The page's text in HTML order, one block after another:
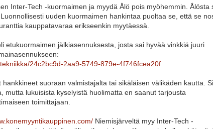
Inter-Tech -kuormaimen ja myydä Ålö pois myöhemmin. Ålösta
uuden kuormaimen hankintaa puoltaa se, että se
kauppatavaraa erikseenkin myytäessä.
etukuormaimen jälkiasennuksesta, josta sai hyvää vinkkiä juuri
24c2bc9d-2aa9-5749-879e-4f746fcea20f
suoraan valmistajalta tai sikäläisen välikäden kautta.
mutta lukuisista kyselyistä huolimatta en saanut tarjousta
toimittajaan.
Niemisjärveltä myy Inter-Tech -